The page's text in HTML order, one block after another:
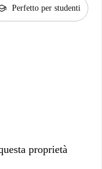
Perfetto per studenti
proprietà